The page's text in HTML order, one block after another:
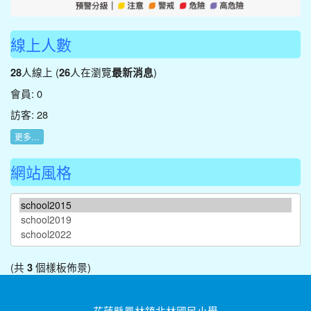
線上人數
28人線上 (26人在瀏覽最新消息)
會員: 0
訪客: 28
更多…
網站風格
(共 3個樣板佈景)